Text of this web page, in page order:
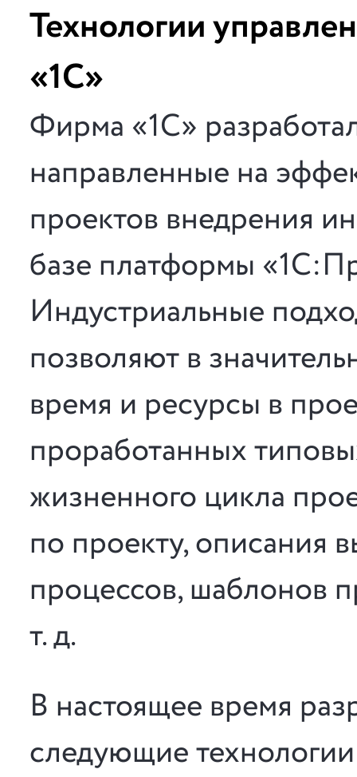
Технологии
«1С»
Фирма «1С»
направленные на
проектов внедрения
базе платформы
Индустриальные
позволяют в
время и ресурсы в
проработанных
жизненного цикла
по проекту, описания
процессов, шаблонов
т. д.
В настоящее время
следующие